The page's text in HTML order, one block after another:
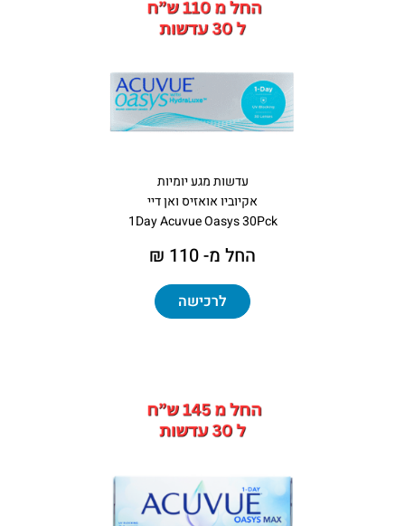
עדשות מגע יומיות
אקיוביו אואזיס ואן דיי
1Day Acuvue Oasys 30Pck
החל מ- 110 ₪
לרכישה